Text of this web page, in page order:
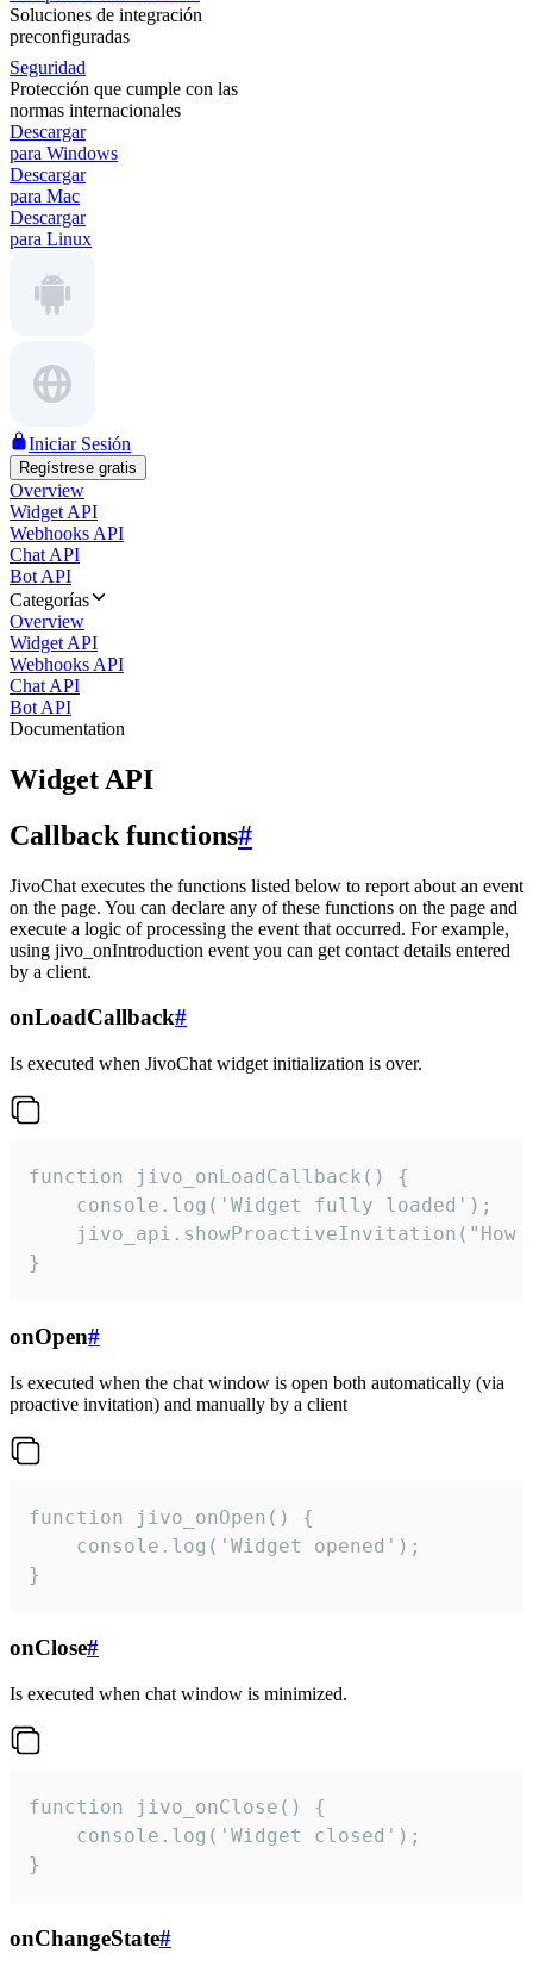
Soluciones de integración
preconfiguradas
Seguridad
Protección que cumple con las
normas internacionales
Descargar
para Windows
Descargar
para Mac
Descargar
para Linux
Iniciar Sesión
Regístrese gratis
Overview
Widget API
Webhooks API
Chat API
Bot API
Categorías
Overview
Widget API
Webhooks API
Chat API
Bot API
Documentation
Widget API
Callback functions#
JivoChat executes the functions listed below to report about an event
on the page. You can declare any of these functions on the page and
execute a logic of processing the event that occurred. For example,
using jivo_onIntroduction event you can get contact details entered
by a client.
onLoadCallback#
Is executed when JivoChat widget initialization is over.
function jivo_onLoadCallback() {
    console.log('Widget fully loaded');
jivo_api.showProactiveInvitation("How
}
onOpen#
Is executed when the chat window is open both automatically (via
proactive invitation) and manually by a client
function jivo_onOpen() {
    console.log('Widget opened');
}
onClose#
Is executed when chat window is minimized.
function jivo_onClose() {
    console.log('Widget closed');
}
onChangeState#